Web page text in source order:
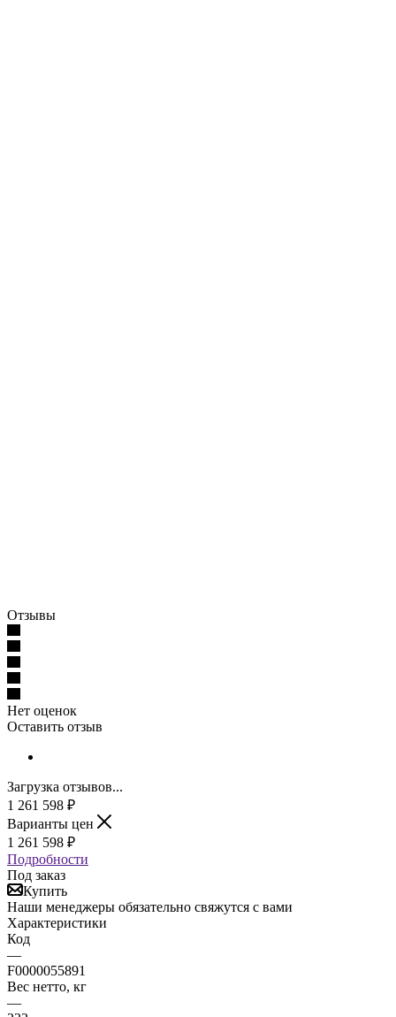
Отзывы
Нет оценок
Оставить отзыв
Загрузка отзывов...
1 261 598 ₽
Варианты цен
1 261 598 ₽
Подробности
Под заказ
Купить
Наши менеджеры обязательно свяжутся с вами
Характеристики
Код
—
F0000055891
Вес нетто, кг
—